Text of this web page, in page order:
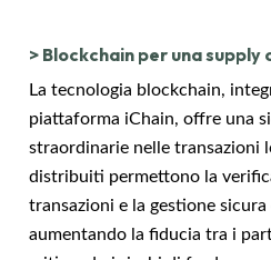
> Blockchain per una
La tecnologia blockchain,
piattaforma iChain, offre una
straordinarie nelle transazioni
distribuiti permettono la
transazioni e la gestione
aumentando la fiducia tra i